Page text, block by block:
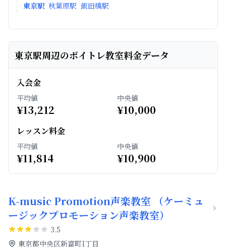
東京駅 秋葉原駅 飯田橋駅
東京駅周辺のボイトレ教室料金データ
入会金
平均値
¥13,212
中央値
¥10,000
レッスン料金
平均値
¥11,814
中央値
¥10,900
K-music Promotion声楽教室 （ケーミュ
ージックプロモーション声楽教室）
3.5
東京都中央区新富町1丁目